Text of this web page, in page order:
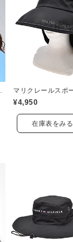
¥4,950
在庫表をみる